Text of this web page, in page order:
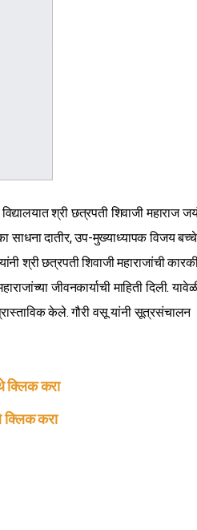
श्री छत्रपती शिवाजी महाराज
साधना दातीर, उप-मुख्याध्यापक विजय
श्री छत्रपती शिवाजी महाराजांची
जीवनकार्याची माहिती दिली.
केले. गौरी वसू यांनी सूत्रसंचालन
क्लिक करा
क्लिक करा